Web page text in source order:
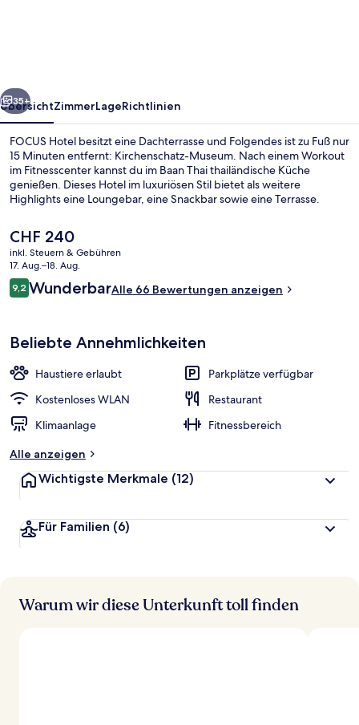
Weiter
35+
ÜbersichtZimmerLageRichtlinien
FOCUS Hotel besitzt eine Dachterrasse und Folgendes ist zu Fuß nur
15 Minuten entfernt: Kirchenschatz-Museum. Nach einem Workout
im Fitnesscenter kannst du im Baan Thai thailändische Küche
genießen. Dieses Hotel im luxuriösen Stil bietet als weitere
Highlights eine Loungebar, eine Snackbar sowie eine Terrasse.
Der
aktuelle
Preis
beträgt
CHF 240.
CHF 240
inkl. Steuern & Gebühren
17. Aug.–18. Aug.
Bewertungen
9,29,2 von 10.
WunderbarAlle 66 Bewertungen anzeigen
Beliebte Annehmlichkeiten
Haustiere erlaubt
Parkplätze verfügbar
Kostenloses WLAN
Restaurant
Klimaanlage
Fitnessbereich
Alle anzeigen
Wichtigste Merkmale (12)
Für Familien (6)
Warum wir diese Unterkunft toll finden